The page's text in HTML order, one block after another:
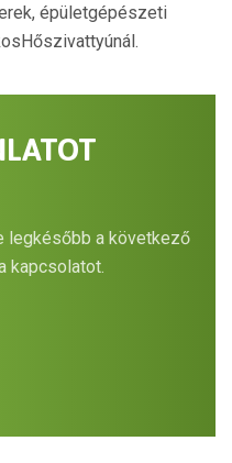
épületgépészeti
legkésőbb a következő
kapcsolatot.